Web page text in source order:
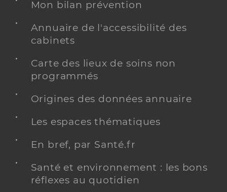
Mon bilan prévention
Annuaire de l'accessibilité des
cabinets
Carte des lieux de soins non
programmés
Origines des données annuaire
Les espaces thématiques
En bref, par Santé.fr
Santé et environnement : les bons
réflexes au quotidien